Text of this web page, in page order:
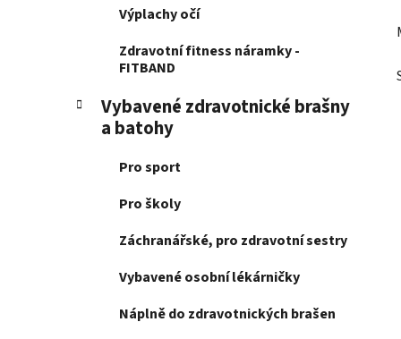
Výplachy očí
Zdravotní fitness náramky -
FITBAND
Vybavené zdravotnické brašny
a batohy
Pro sport
Pro školy
Záchranářské, pro zdravotní sestry
Vybavené osobní lékárničky
Náplně do zdravotnických brašen